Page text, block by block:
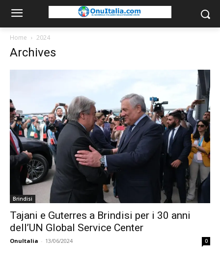
Home 2024
Archives
Brindisi
Tajani e Guterres a Brindisi per i 30 anni
dell’UN Global Service Center
OnuItalia - 13/06/2024 0